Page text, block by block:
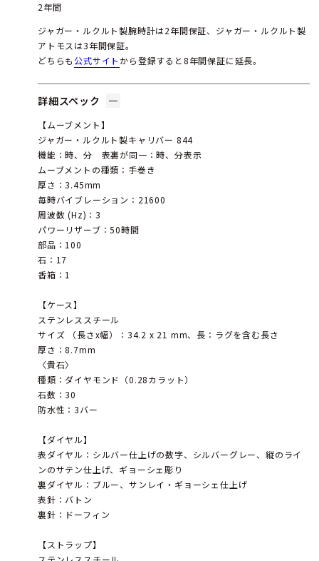
2年間
ジャガー・ルクルト製腕時計は2年間保証、ジャガー・ルクルト製
アトモスは3年間保証。
どちらも公式サイト から登録すると8年間保証に延長。
詳細スペック
【ムーブメント】
ジャガー・ルクルト製キャリバー 844
機能：時、分 表裏が同一：時、分表示
ムーブメントの種類：手巻き
厚さ：3.45mm
毎時バイブレーション：21600
周波数 (Hz)：3
パワーリザーブ：50時間
部品：100
石：17
香箱：1
【ケース】
ステンレススチール
サイズ （長さx幅）：34.2 x 21 mm、長：ラグを含む長さ
厚さ：8.7mm
〈貴石〉
種類：ダイヤモンド（0.28カラット）
石数：30
防水性：3バー
【ダイヤル】
表ダイヤル：シルバー仕上げの数字、シルバーグレー、縦のライ
ンのサテン仕上げ、ギョーシェ彫り
裏ダイヤル：ブルー、サンレイ・ギョーシェ仕上げ
表針：バトン
裏針：ドーフィン
【ストラップ】